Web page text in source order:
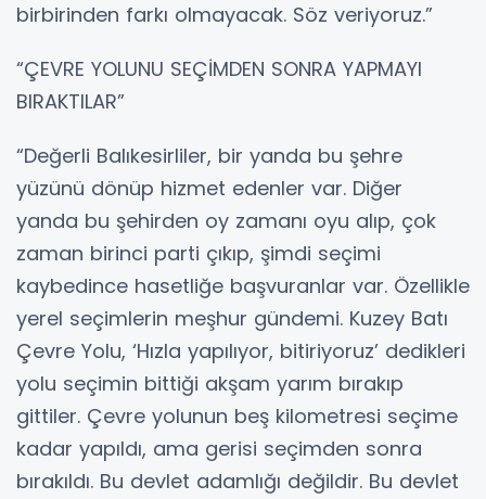
birbirinden farkı olmayacak. Söz veriyoruz.”
“ÇEVRE YOLUNU SEÇİMDEN SONRA YAPMAYI
BIRAKTILAR”
“Değerli Balıkesirliler, bir yanda bu şehre
yüzünü dönüp hizmet edenler var. Diğer
yanda bu şehirden oy zamanı oyu alıp, çok
zaman birinci parti çıkıp, şimdi seçimi
kaybedince hasetliğe başvuranlar var. Özellikle
yerel seçimlerin meşhur gündemi. Kuzey Batı
Çevre Yolu, ‘Hızla yapılıyor, bitiriyoruz’ dedikleri
yolu seçimin bittiği akşam yarım bırakıp
gittiler. Çevre yolunun beş kilometresi seçime
kadar yapıldı, ama gerisi seçimden sonra
bırakıldı. Bu devlet adamlığı değildir. Bu devlet